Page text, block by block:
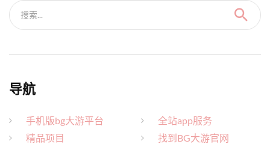
搜索...
导航
手机版bg大游平台
精品项目
全站app服务
找到BG大游官网